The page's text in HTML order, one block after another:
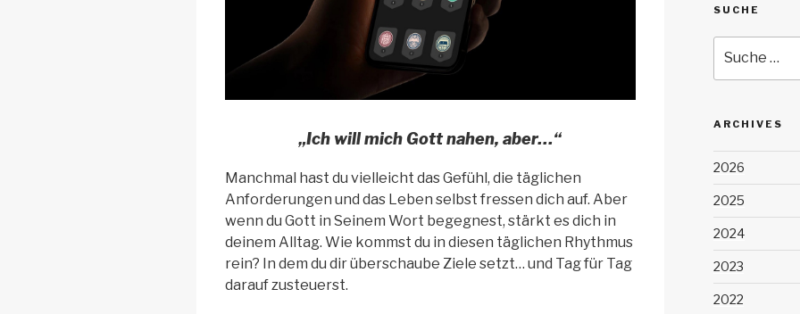
„Ich will mich Gott nahen, aber…“
Manchmal hast du vielleicht das Gefühl, die täglichen
Anforderungen und das Leben selbst fressen dich auf. Aber
wenn du Gott in Seinem Wort begegnest, stärkt es dich in
deinem Alltag. Wie kommst du in diesen täglichen Rhythmus
rein? In dem du dir überschaube Ziele setzt… und Tag für Tag
darauf zusteuerst.
SUCHE
nach:
ARCHIVES
2026
2025
2024
2023
2022